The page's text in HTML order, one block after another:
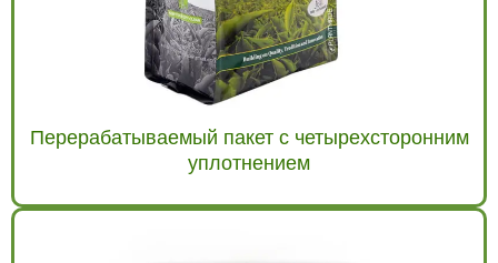
Перерабатываемый пакет с четырехсторонним
уплотнением